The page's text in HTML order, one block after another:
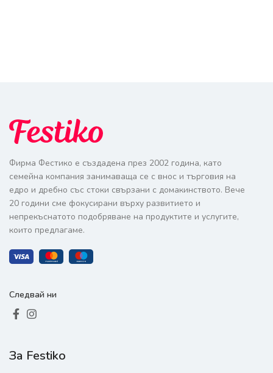
Фирма Фестико е създадена през 2002 година, като
семейна компания занимаваща се с внос и търговия на
едро и дребно със стоки свързани с домакинството. Вече
20 години сме фокусирани върху развитието и
непрекъснатото подобряване на продуктите и услугите,
които предлагаме.
Следвай ни
За Festiko